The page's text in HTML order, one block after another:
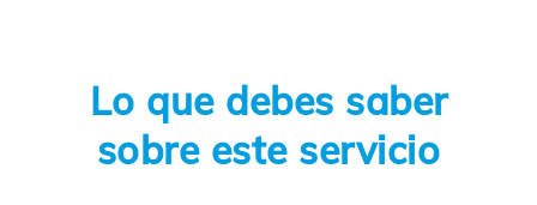
Lo que debes saber
sobre este servicio